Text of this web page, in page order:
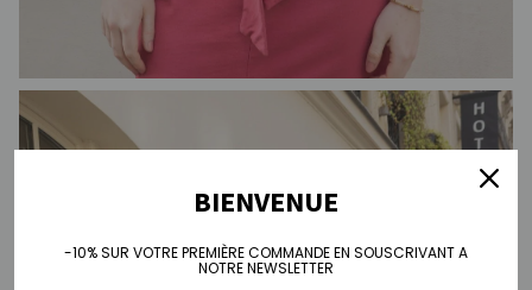
BIENVENUE
-10% SUR VOTRE PREMIÈRE COMMANDE EN SOUSCRIVANT A
NOTRE NEWSLETTER